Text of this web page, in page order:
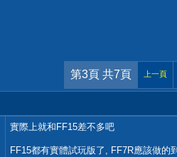
第3頁 共7頁 上一頁
實際上就和FF15差不多吧
FF15都有實體試玩版了, FF7R應該做的